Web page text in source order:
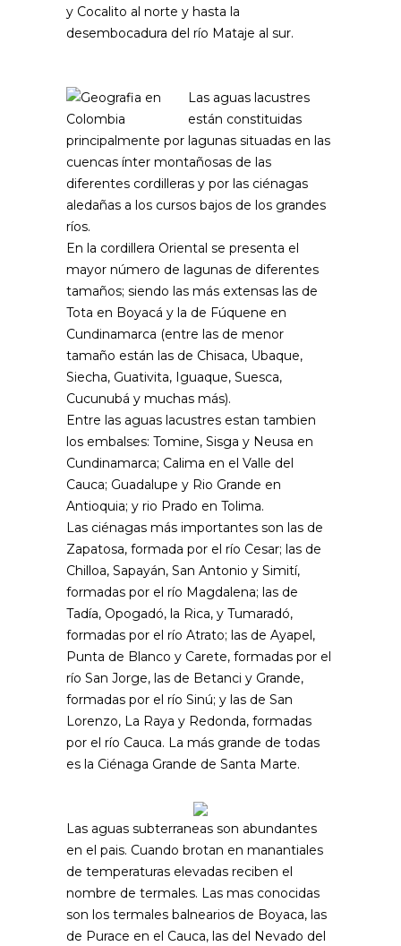
y Cocalito al norte y hasta la
desembocadura del río Mataje al sur.
Las aguas lacustres
están constituidas
principalmente por lagunas situadas en las
cuencas ínter montañosas de las
diferentes cordilleras y por las ciénagas
aledañas a los cursos bajos de los grandes
ríos.
En la cordillera Oriental se presenta el
mayor número de lagunas de diferentes
tamaños; siendo las más extensas las de
Tota en Boyacá y la de Fúquene en
Cundinamarca (entre las de menor
tamaño están las de Chisaca, Ubaque,
Siecha, Guativita, Iguaque, Suesca,
Cucunubá y muchas más).
Entre las aguas lacustres estan tambien
los embalses: Tomine, Sisga y Neusa en
Cundinamarca; Calima en el Valle del
Cauca; Guadalupe y Rio Grande en
Antioquia; y rio Prado en Tolima.
Las ciénagas más importantes son las de
Zapatosa, formada por el río Cesar; las de
Chilloa, Sapayán, San Antonio y Simití,
formadas por el río Magdalena; las de
Tadía, Opogadó, la Rica, y Tumaradó,
formadas por el río Atrato; las de Ayapel,
Punta de Blanco y Carete, formadas por el
río San Jorge, las de Betanci y Grande,
formadas por el río Sinú; y las de San
Lorenzo, La Raya y Redonda, formadas
por el río Cauca. La más grande de todas
es la Ciénaga Grande de Santa Marte.
Las aguas subterraneas son abundantes
en el pais. Cuando brotan en manantiales
de temperaturas elevadas reciben el
nombre de termales. Las mas conocidas
son los termales balnearios de Boyaca, las
de Purace en el Cauca, las del Nevado del